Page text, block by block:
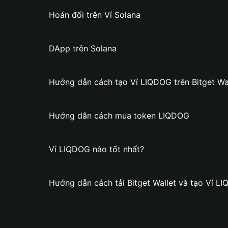
Hoán đổi trên Ví Solana
DApp trên Solana
Hướng dẫn cách tạo Ví LIQDOG trên Bitget
Hướng dẫn cách mua token LIQDOG
Ví LIQDOG nào tốt nhất?
Hướng dẫn cách tải Bitget Wallet và tạo Ví